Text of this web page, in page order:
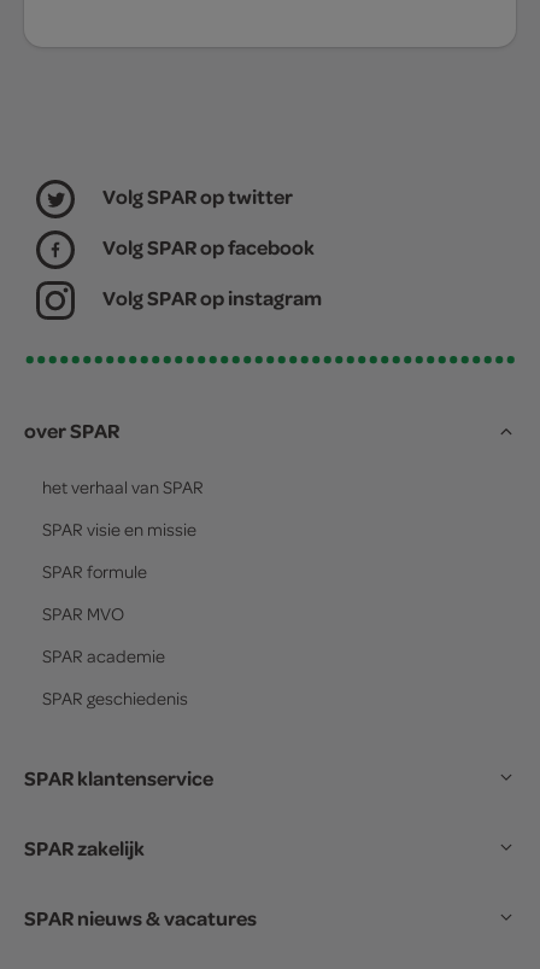
Volg SPAR op twitter
Volg SPAR op facebook
Volg SPAR op instagram
over SPAR
het verhaal van SPAR
SPAR visie en missie
SPAR formule
SPAR MVO
SPAR academie
SPAR geschiedenis
SPAR klantenservice
SPAR zakelijk
SPAR nieuws & vacatures